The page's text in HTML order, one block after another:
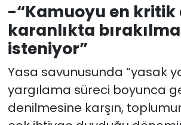
-“Kamuoyu en kritik
karanlıkta
isteniyor”
Yasa savunusunda “yasak
yargılama süreci boyunca
denilmesine karşın,